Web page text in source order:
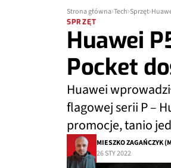
Strona główna Tech Sprzęt
SPRZĘT
Huawei
Pocket
Huawei
flagowej serii P –
promocje, tanio
MIESZKO ZAGAŃCZYK
26 STY 2022